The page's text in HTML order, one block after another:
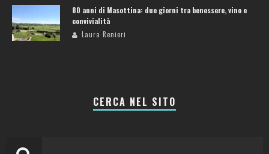
80 anni di Masottina: due giorni tra benessere, vino e
convivialità
Laura Renieri
CERCA NEL SITO